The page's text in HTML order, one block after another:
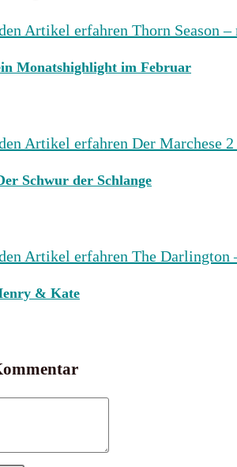
Monatshighlight im Februar
Schwur der Schlange
& Kate